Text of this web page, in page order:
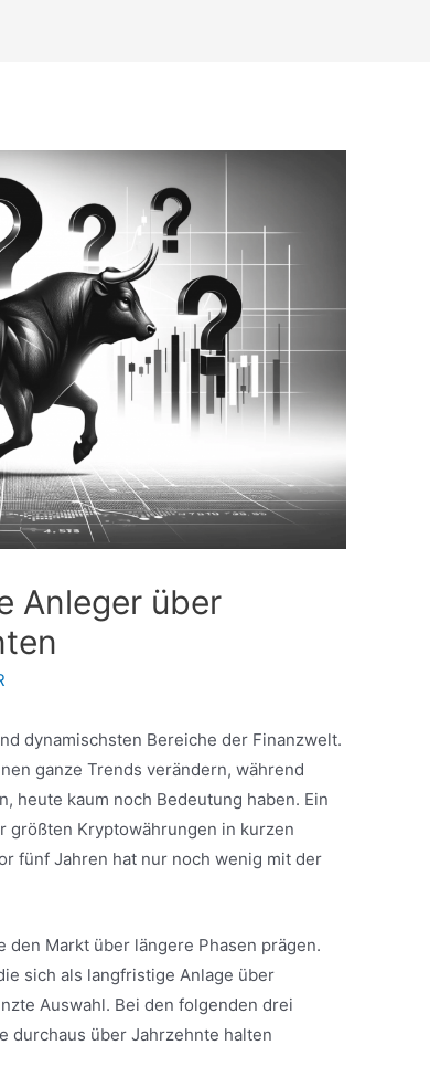
Anleger über
dynamischsten Bereiche der Finanzwelt.
ganze Trends verändern, während
heute kaum noch Bedeutung haben. Ein
größten Kryptowährungen in kurzen
fünf Jahren hat nur noch wenig mit der
Markt über längere Phasen prägen.
sich als langfristige Anlage über
Auswahl. Bei den folgenden drei
durchaus über Jahrzehnte halten